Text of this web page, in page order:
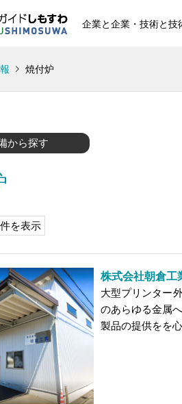
企業と企業・技術と技
焼付炉
から探す
を表示
株式会社朝倉工
大型プリンター
のあらゆる金属
製品の提供をを